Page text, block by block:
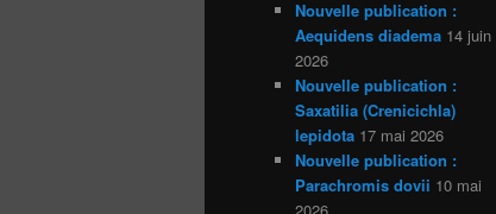
Nouvelle publication :
Aequidens diadema 14 juin
2026
Nouvelle publication :
Saxatilia (Crenicichla)
lepidota 17 mai 2026
Nouvelle publication :
Parachromis dovii 10 mai